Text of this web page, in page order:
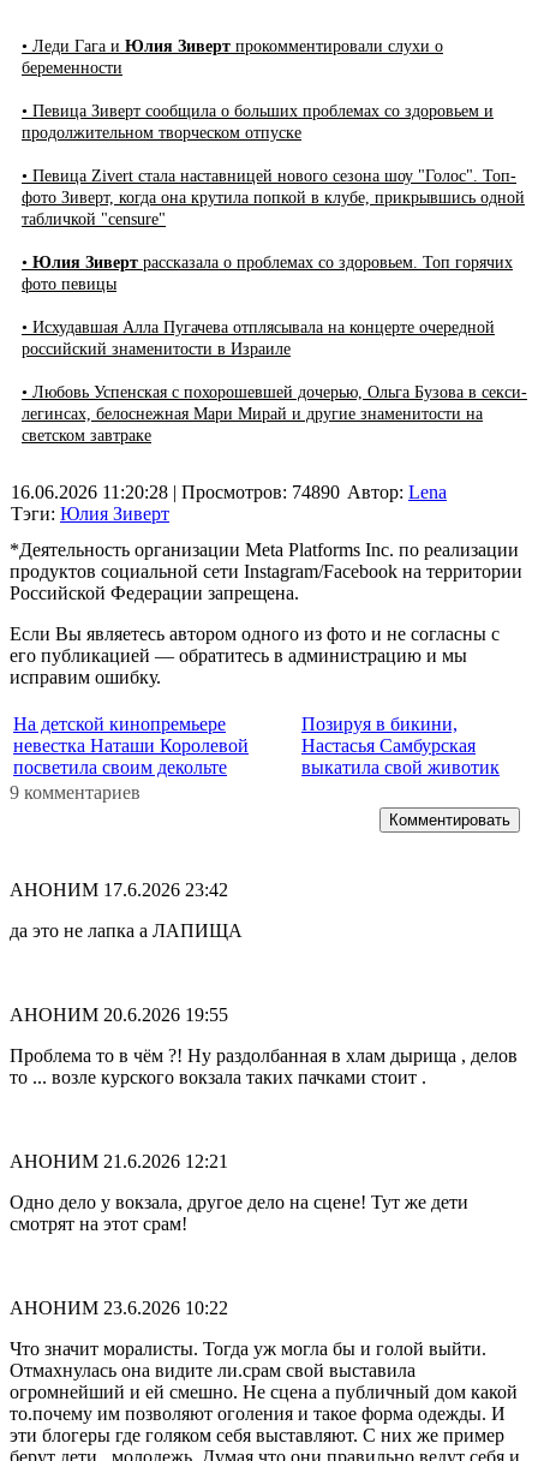
• Леди Гага и Юлия Зиверт прокомментировали слухи о
беременности
• Певица Зиверт сообщила о больших проблемах со здоровьем и
продолжительном творческом отпуске
• Певица Zivert стала наставницей нового сезона шоу "Голос". Топ-
фото Зиверт, когда она крутила попкой в клубе, прикрывшись одной
табличкой "censure"
• Юлия Зиверт рассказала о проблемах со здоровьем. Топ горячих
фото певицы
• Исхудавшая Алла Пугачева отплясывала на концерте очередной
российский знаменитости в Израиле
• Любовь Успенская с похорошевшей дочерью, Ольга Бузова в секси-
легинсах, белоснежная Мари Мирай и другие знаменитости на
светском завтраке
16.06.2026 11:20:28 | Просмотров: 74890
Тэги: Юлия Зиверт
Автор: Lena
*Деятельность организации Meta Platforms Inc. по реализации
продуктов социальной сети Instagram/Facebook на территории
Российской Федерации запрещена.
Если Вы являетесь автором одного из фото и не согласны с
его публикацией — обратитесь в администрацию и мы
исправим ошибку.
На детской кинопремьере
невестка Наташи Королевой
посветила своим декольте
Позируя в бикини,
Настасья Самбурская
выкатила свой животик
9 комментариев
Комментировать
АНОНИМ 17.6.2026 23:42
да это не лапка а ЛАПИЩА
АНОНИМ 20.6.2026 19:55
Проблема то в чём ?! Ну раздолбанная в хлам дырища , делов
то ... возле курского вокзала таких пачками стоит .
АНОНИМ 21.6.2026 12:21
Одно дело у вокзала, другое дело на сцене! Тут же дети
смотрят на этот срам!
АНОНИМ 23.6.2026 10:22
Что значит моралисты. Тогда уж могла бы и голой выйти.
Отмахнулась она видите ли.срам свой выставила
огромнейший и ей смешно. Не сцена а публичный дом какой
то.почему им позволяют оголения и такое форма одежды. И
эти блогеры где голяком себя выставляют. С них же пример
берут дети . молодежь. Думая что они правильно ведут себя и